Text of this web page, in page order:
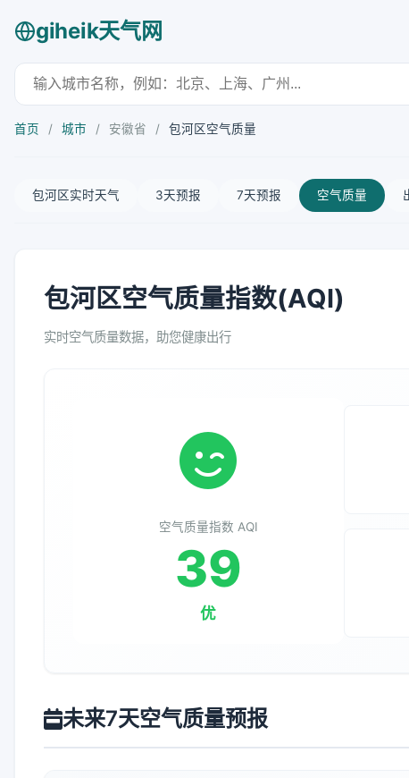
giheik天气网
首页 / 城市 / 安徽省 / 包河区空气质量
包河区实时天气 3天预报 7天预报 空气质量
包河区空气质量指数(AQI)
实时空气质量数据，助您健康出行
空气质量指数 AQI
39
优
未来7天空气质量预报